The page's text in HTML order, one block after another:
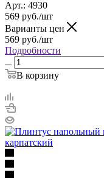
Арт.: 4930
569 руб./шт
Варианты цен
569 руб./шт
Подробности
В корзину